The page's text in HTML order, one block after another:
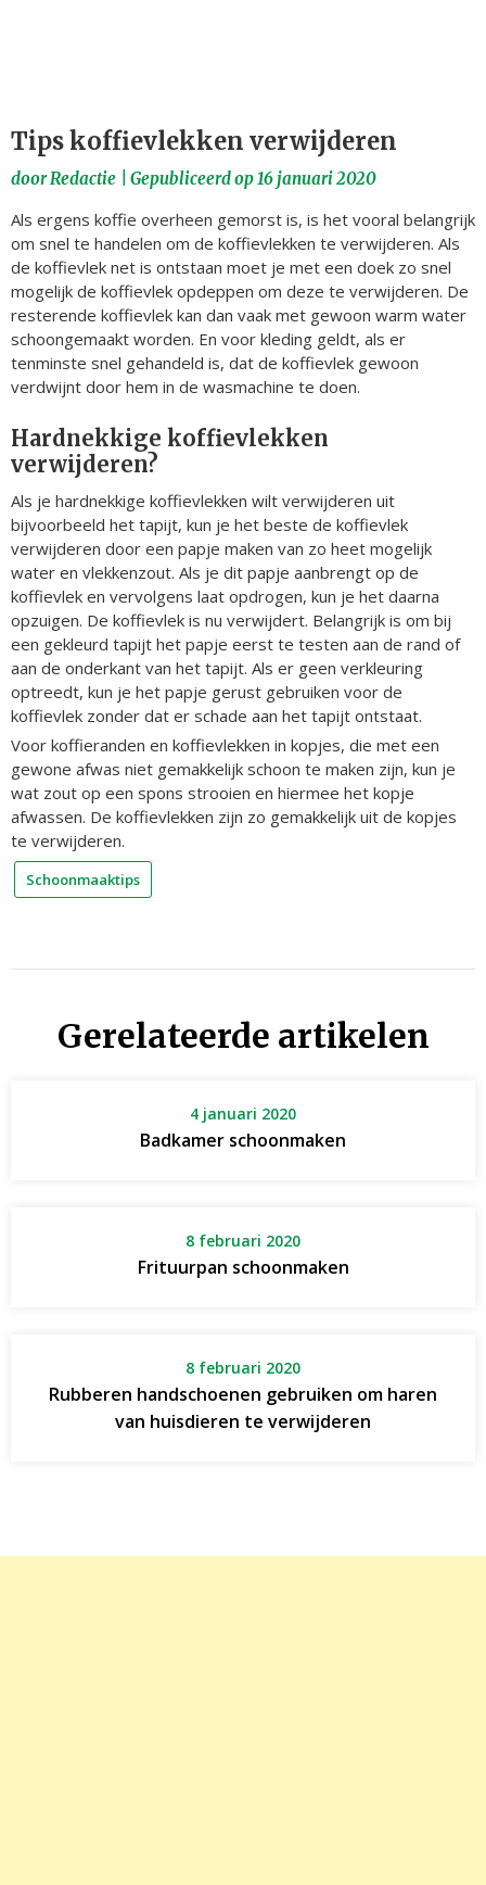
Tips koffievlekken verwijderen
doorRedactie Gepubliceerd op 16 januari 2020
Als ergens koffie overheen gemorst is, is het vooral belangrijk
om snel te handelen om de koffievlekken te verwijderen. Als
de koffievlek net is ontstaan moet je met een doek zo snel
mogelijk de koffievlek opdeppen om deze te verwijderen. De
resterende koffievlek kan dan vaak met gewoon warm water
schoongemaakt worden. En voor kleding geldt, als er
tenminste snel gehandeld is, dat de koffievlek gewoon
verdwijnt door hem in de wasmachine te doen.
Hardnekkige koffievlekken
verwijderen?
Als je hardnekkige koffievlekken wilt verwijderen uit
bijvoorbeeld het tapijt, kun je het beste de koffievlek
verwijderen door een papje maken van zo heet mogelijk
water en vlekkenzout. Als je dit papje aanbrengt op de
koffievlek en vervolgens laat opdrogen, kun je het daarna
opzuigen. De koffievlek is nu verwijdert. Belangrijk is om bij
een gekleurd tapijt het papje eerst te testen aan de rand of
aan de onderkant van het tapijt. Als er geen verkleuring
optreedt, kun je het papje gerust gebruiken voor de
koffievlek zonder dat er schade aan het tapijt ontstaat.
Voor koffieranden en koffievlekken in kopjes, die met een
gewone afwas niet gemakkelijk schoon te maken zijn, kun je
wat zout op een spons strooien en hiermee het kopje
afwassen. De koffievlekken zijn zo gemakkelijk uit de kopjes
te verwijderen.
Schoonmaaktips
Gerelateerde artikelen
4 januari 2020
Badkamer schoonmaken
8 februari 2020
Frituurpan schoonmaken
8 februari 2020
Rubberen handschoenen gebruiken om haren
van huisdieren te verwijderen